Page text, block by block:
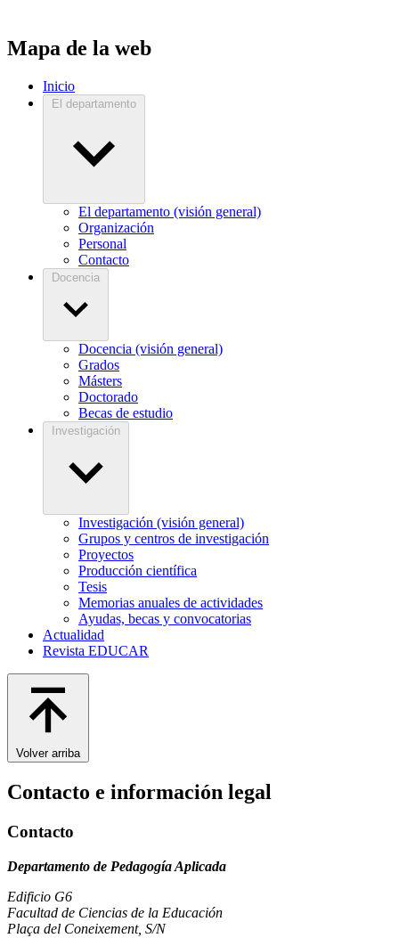
Mapa de la web
Inicio
El departamento
El departamento (visión general)
Organización
Personal
Contacto
Docencia
Docencia (visión general)
Grados
Másters
Doctorado
Becas de estudio
Investigación
Investigación (visión general)
Grupos y centros de investigación
Proyectos
Producción científica
Tesis
Memorias anuales de actividades
Ayudas, becas y convocatorias
Actualidad
Revista EDUCAR
Volver arriba
Contacto e información legal
Contacto
Departamento de Pedagogía Aplicada
Edificio G6
Facultad de Ciencias de la Educación
Plaça del Coneixement, S/N